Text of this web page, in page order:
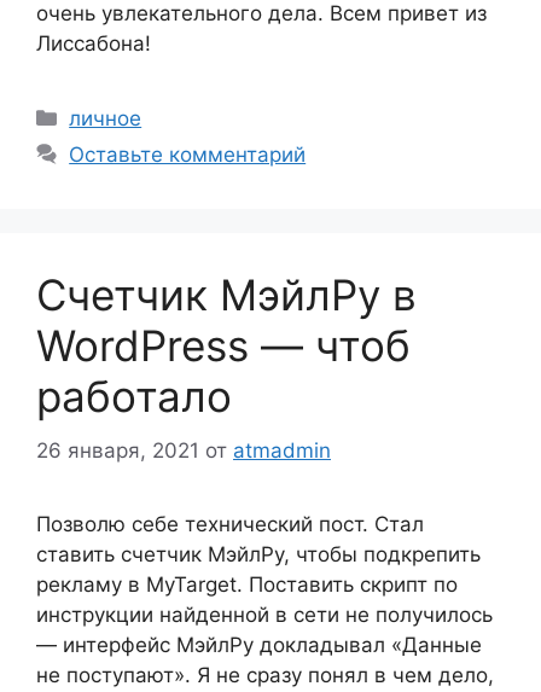
очень увлекательного дела. Всем привет из
Лиссабона!
Рубрики
личное
Оставьте комментарий
Счетчик МэйлРу в
WordPress — чтоб
работало
26 января, 2021 от atmadmin
Позволю себе технический пост. Стал
ставить счетчик МэйлРу, чтобы подкрепить
рекламу в MyTarget. Поставить скрипт по
инструкции найденной в сети не получилось
— интерфейс МэйлРу докладывал «Данные
не поступают». Я не сразу понял в чем дело,